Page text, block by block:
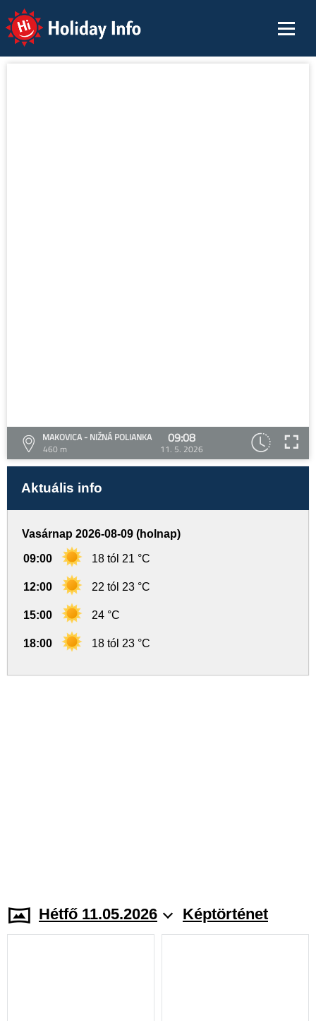
Holiday Info
MAKOVICA - NIŽNÁ POLIANKA
460 m
09:08
11. 5. 2026
Aktuális info
Vasárnap 2026-08-09 (holnap)
09:00 18 tól 21 °C
12:00 22 tól 23 °C
15:00 24 °C
18:00 18 tól 23 °C
Hétfő 11.05.2026 Képtörténet